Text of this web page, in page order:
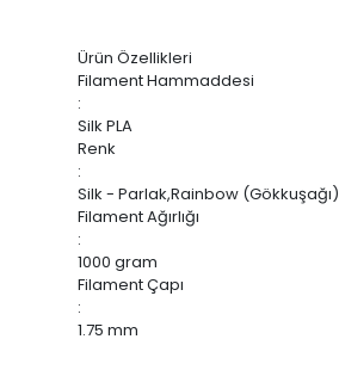
Ürün Özellikleri
Filament Hammaddesi
:
Silk PLA
Renk
:
Silk - Parlak,Rainbow (Gökkuşağı)
Filament Ağırlığı
:
1000 gram
Filament Çapı
:
1.75 mm